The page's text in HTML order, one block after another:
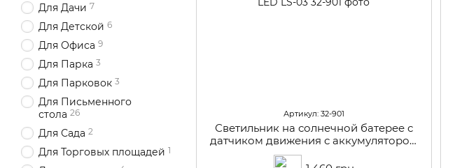
Артикул: 32-901
Светильник на солнечной батерее с
датчиком движения с аккумулятором
LED LS-03
Для Дачи 7
Для Детской 6
Для Офиса 9
Для Парка 3
Для Парковок 3
Для Письменного
стола 26
Для Сада 2
Для Торговых площадей 1